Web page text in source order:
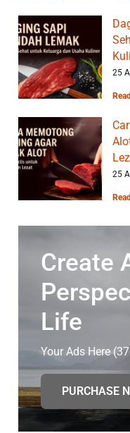
25
25
Create
Life
Your Ads Here
PURCHASE